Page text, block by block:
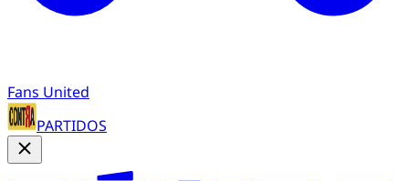
Fans United
PARTIDOS